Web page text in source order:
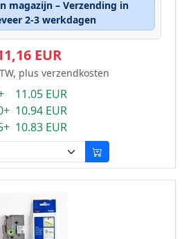
magazijn – Verzending in
2-3 werkdagen
EUR
plus verzendkosten
11.05 EUR
10.94 EUR
10.83 EUR